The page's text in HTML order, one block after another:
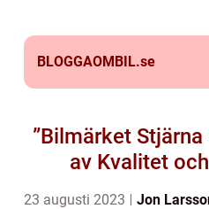
BLOGGAOMBIL.se
”Bilmärket
av Kvalitet
23 augusti 2023 Jon